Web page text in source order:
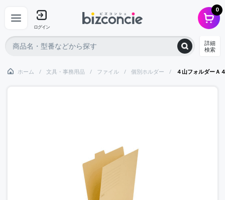
ログイン
0
詳細
検索
ホーム 文具・事務用品 ファイル 個別ホルダー ４山フォルダー